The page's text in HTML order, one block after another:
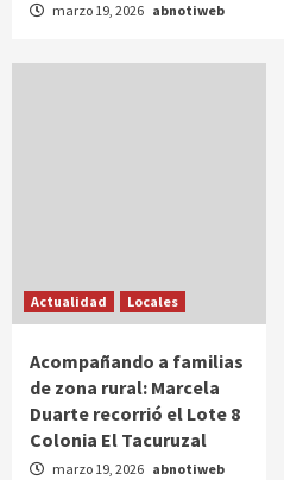
marzo 19, 2026 abnotiweb
Actualidad Locales
Acompañando a familias
de zona rural: Marcela
Duarte recorrió el Lote 8
Colonia El Tacuruzal
marzo 19, 2026 abnotiweb